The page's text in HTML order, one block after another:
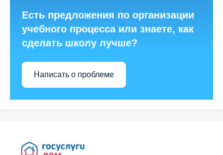
Есть предложения по организации
учебного процесса или знаете, как
сделать школу лучше?
Написать о проблеме